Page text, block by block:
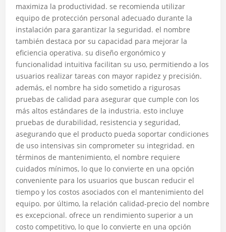
maximiza la productividad. se recomienda utilizar
equipo de protección personal adecuado durante la
instalación para garantizar la seguridad. el nombre
también destaca por su capacidad para mejorar la
eficiencia operativa. su diseño ergonómico y
funcionalidad intuitiva facilitan su uso, permitiendo a los
usuarios realizar tareas con mayor rapidez y precisión.
además, el nombre ha sido sometido a rigurosas
pruebas de calidad para asegurar que cumple con los
más altos estándares de la industria. esto incluye
pruebas de durabilidad, resistencia y seguridad,
asegurando que el producto pueda soportar condiciones
de uso intensivas sin comprometer su integridad. en
términos de mantenimiento, el nombre requiere
cuidados mínimos, lo que lo convierte en una opción
conveniente para los usuarios que buscan reducir el
tiempo y los costos asociados con el mantenimiento del
equipo. por último, la relación calidad-precio del nombre
es excepcional. ofrece un rendimiento superior a un
costo competitivo, lo que lo convierte en una opción